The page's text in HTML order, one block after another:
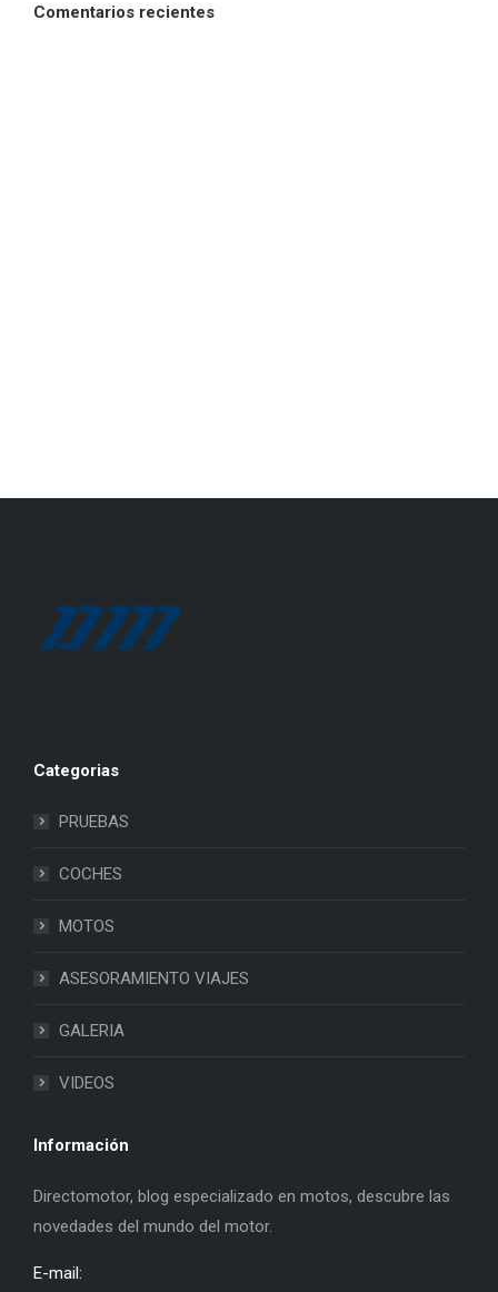
Comentarios recientes
Categorias
PRUEBAS
COCHES
MOTOS
ASESORAMIENTO VIAJES
GALERIA
VIDEOS
Información
Directomotor, blog especializado en motos, descubre las
novedades del mundo del motor.
E-mail: